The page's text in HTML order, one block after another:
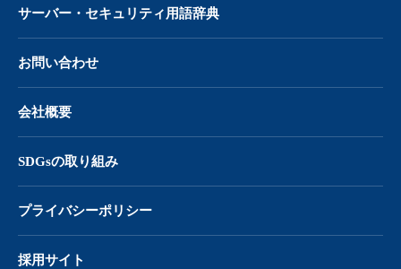
サーバー・ セキュリティ用語辞典
お問い合わせ
会社概要
SDGsの取り組み
プライバシーポリシー
採用サイト